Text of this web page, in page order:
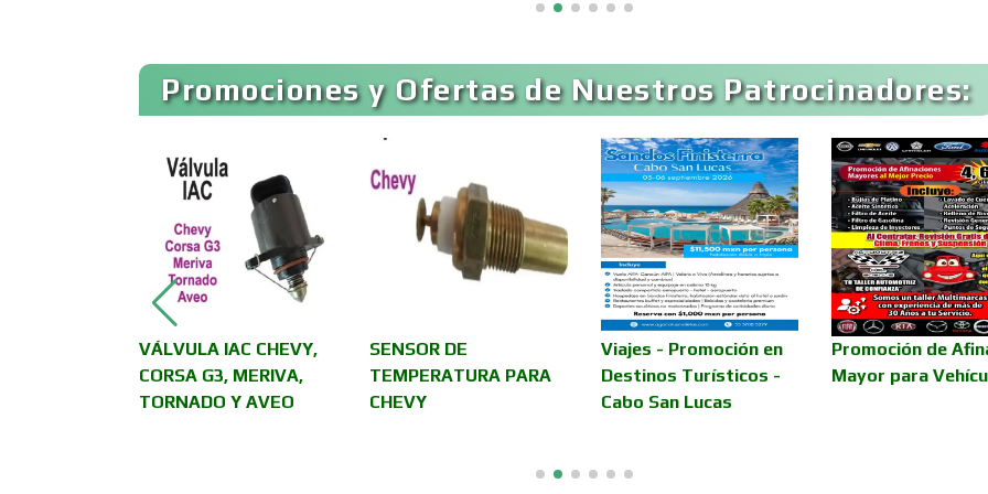
Artículos Publicitarios Aseguradoras Asesores
Asesoría Fiscal Asociaciones
Asociaciones
Empresariales
Audio, Sonido e
Iluminación
Audios para
Autobuses Automatización
Automóviles
Usados
Promociones y Ofertas de Nuestros Patrocinadores:
VÁLVULA IAC CHEVY,
CORSA G3, MERIVA,
TORNADO Y AVEO
SENSOR DE
TEMPERATURA PARA
CHEVY
Viajes - Promoción en
Destinos Turísticos -
Cabo San Lucas
Promoción de
Mayor para